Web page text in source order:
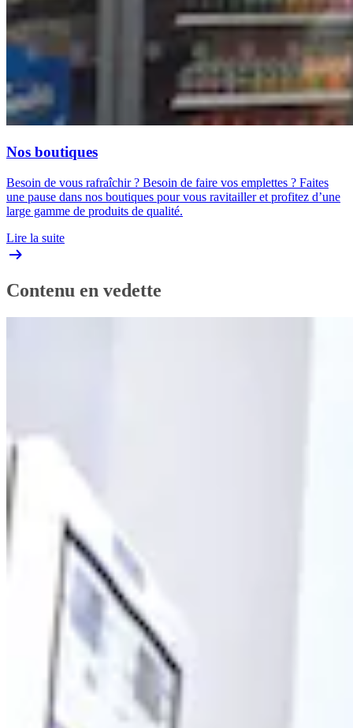
Nos boutiques
Besoin de vous rafraîchir ? Besoin de faire vos emplettes ? Faites
une pause dans nos boutiques pour vous ravitailler et profitez d’une
large gamme de produits de qualité.
Lire la suite
Contenu en vedette